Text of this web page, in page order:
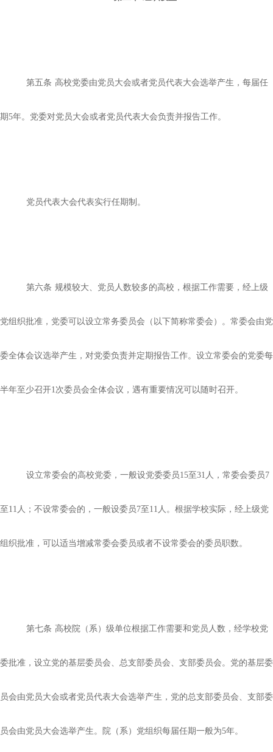
第五条 高校党委由党员大会或者党员代表大会选举产生，每届任
期5年。党委对党员大会或者党员代表大会负责并报告工作。
党员代表大会代表实行任期制。
第六条 规模较大、党员人数较多的高校，根据工作需要，经上级
党组织批准，党委可以设立常务委员会（以下简称常委会）。常委会由党
委全体会议选举产生，对党委负责并定期报告工作。设立常委会的党委每
半年至少召开1次委员会全体会议，遇有重要情况可以随时召开。
设立常委会的高校党委，一般设党委委员15至31人，常委会委员7
至11人；不设常委会的，一般设委员7至11人。根据学校实际，经上级党
组织批准，可以适当增减常委会委员或者不设常委会的委员职数。
第七条 高校院（系）级单位根据工作需要和党员人数，经学校党
委批准，设立党的基层委员会、总支部委员会、支部委员会。党的基层委
员会由党员大会或者党员代表大会选举产生，党的总支部委员会、支部委
员会由党员大会选举产生。院（系）党组织每届任期一般为5年。